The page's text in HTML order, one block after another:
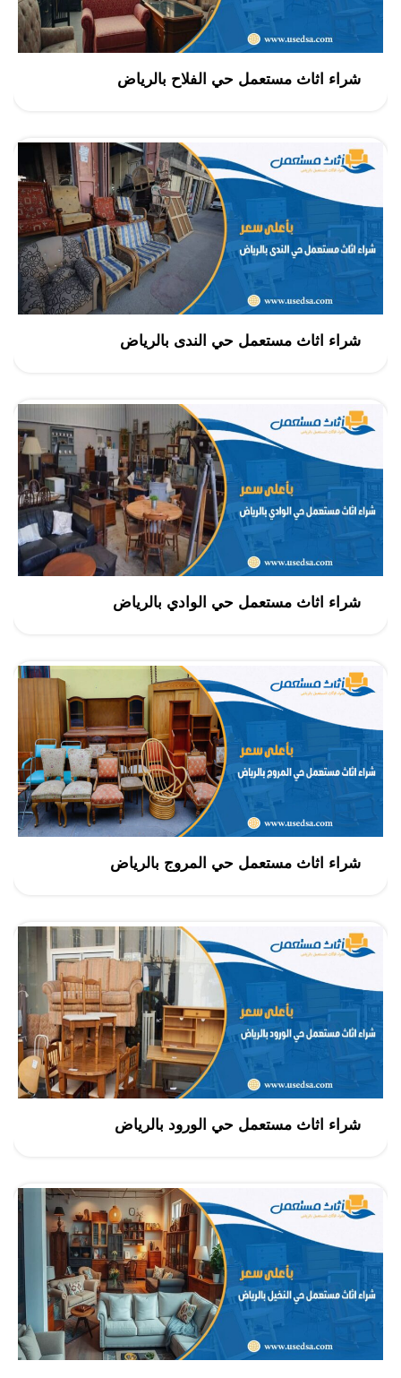
شراء اثاث مستعمل حي الفلاح بالرياض
شراء اثاث مستعمل حي الندى بالرياض
شراء اثاث مستعمل حي الوادي بالرياض
شراء اثاث مستعمل حي المروج بالرياض
شراء اثاث مستعمل حي الورود بالرياض